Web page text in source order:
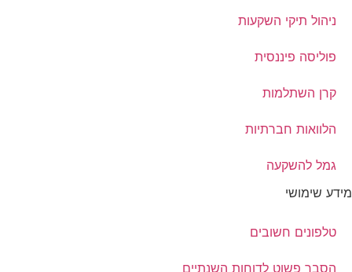
ניהול תיקי השקעות
פוליסה פיננסית
קרן השתלמות
הלוואות חברתיות
גמל להשקעה
מידע שימושי
טלפונים חשובים
הסבר פשוט לדוחות השנתיים